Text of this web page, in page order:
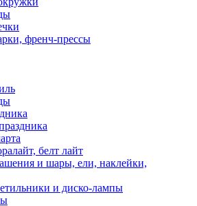
френч-прессы
белт лайт
и шары, ели, наклейки,
и диско-лампы